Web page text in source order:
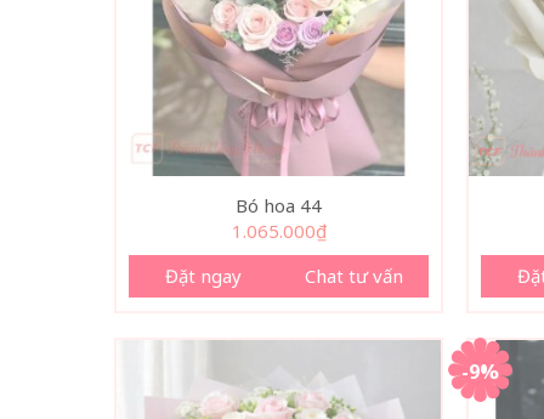
Bó hoa 44
1.065.000₫
Đặt ngay
Chat tư vấn
-9%